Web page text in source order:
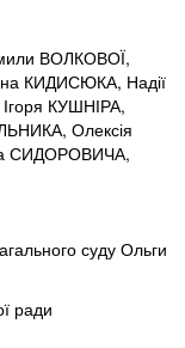
ВОЛКОВОЇ,
КИДИСЮКА, Надії
КУШНІРА,
Олексія
СИДОРОВИЧА,
суду Ольги
ради